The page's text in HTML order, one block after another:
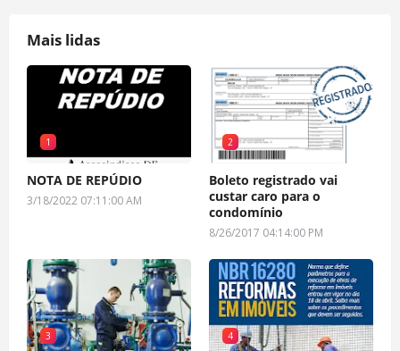
Mais lidas
1
NOTA DE REPÚDIO
3/18/2022 07:11:00 AM
2
Boleto registrado vai
custar caro para o
condomínio
8/26/2017 04:14:00 PM
3 4